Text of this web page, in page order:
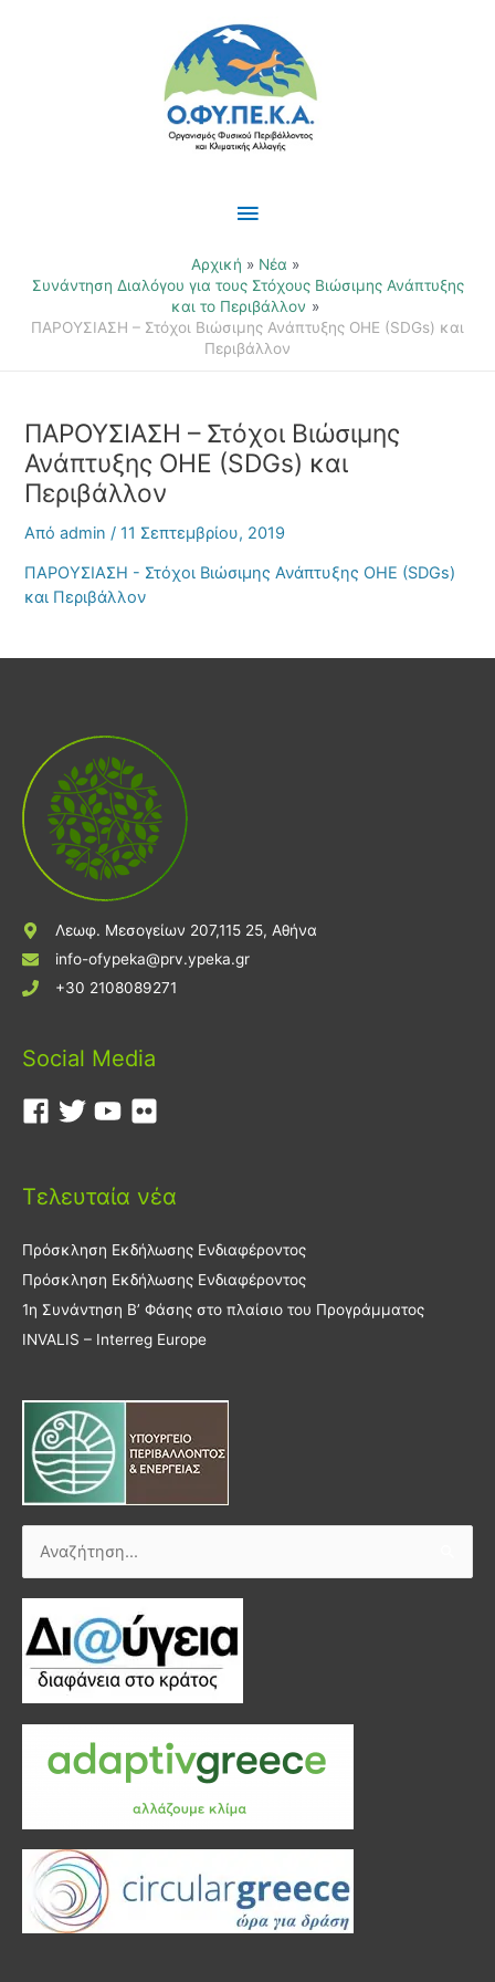
Κύριο
Μενού
Αρχική
Νέα
Συνάντηση Διαλόγου για τους Στόχους Βιώσιμης Ανάπτυξης
και το Περιβάλλον
ΠΑΡΟΥΣΙΑΣΗ – Στόχοι Βιώσιμης Ανάπτυξης ΟΗΕ (SDGs) και
Περιβάλλον
ΠΑΡΟΥΣΙΑΣΗ – Στόχοι Βιώσιμης
Ανάπτυξης ΟΗΕ (SDGs) και
Περιβάλλον
Απόadmin/11 Σεπτεμβρίου, 2019
ΠΑΡΟΥΣΙΑΣΗ - Στόχοι Βιώσιμης Ανάπτυξης ΟΗΕ (SDGs)
και Περιβάλλον
Λεωφ. Μεσογείων 207,115 25, Αθήνα
info-ofypeka@prv.ypeka.gr
+30 2108089271
Social Media
Τελευταία νέα
Πρόσκληση Εκδήλωσης Ενδιαφέροντος
Πρόσκληση Εκδήλωσης Ενδιαφέροντος
1η Συνάντηση Β’ Φάσης στο πλαίσιο του Προγράμματος
INVALIS – Interreg Europe
Αναζήτηση